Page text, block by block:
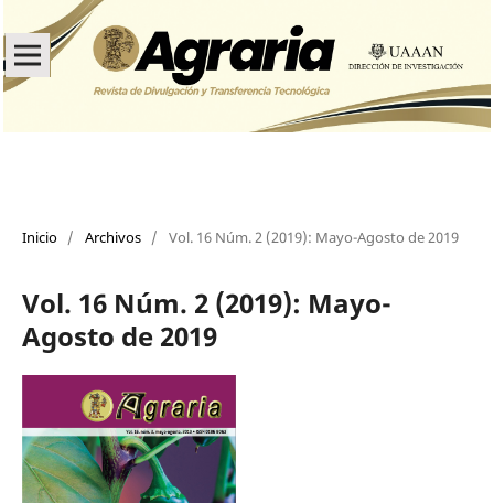
Inicio / Archivos / Vol. 16 Núm. 2 (2019): Mayo-Agosto de 2019
Vol. 16 Núm. 2 (2019): Mayo-
Agosto de 2019